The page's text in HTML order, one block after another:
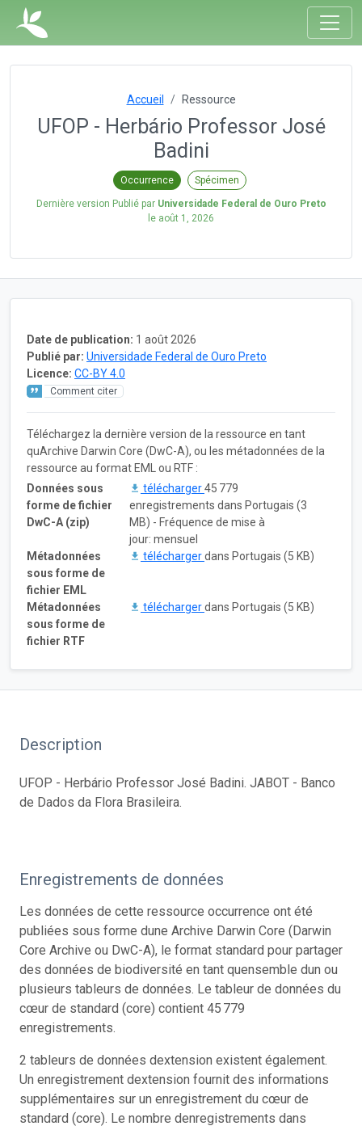
Accueil Ressource
UFOP - Herbário Professor José
Badini
Occurrence Spécimen
Dernière version Publié par Universidade Federal de Ouro Preto
le août 1, 2026
Date de publication: 1 août 2026
Publié par: Universidade Federal de Ouro Preto
Licence: CC-BY 4.0
Comment citer
Téléchargez la dernière version de la ressource en tant
quArchive Darwin Core (DwC-A), ou les métadonnées de la
ressource au format EML ou RTF :
Données sous
forme de fichier
DwC-A (zip)
télécharger45 779
enregistrements dans Portugais (3
MB) - Fréquence de mise à
jour: mensuel
Métadonnées
sous forme de
fichier EML
téléchargerdans Portugais (5 KB)
Métadonnées
sous forme de
fichier RTF
téléchargerdans Portugais (5 KB)
Description
UFOP - Herbário Professor José Badini. JABOT - Banco
de Dados da Flora Brasileira.
Enregistrements de données
Les données de cette ressource occurrence ont été
publiées sous forme dune Archive Darwin Core (Darwin
Core Archive ou DwC-A), le format standard pour partager
des données de biodiversité en tant quensemble dun ou
plusieurs tableurs de données. Le tableur de données du
cœur de standard (core) contient 45 779
enregistrements.
2 tableurs de données dextension existent également.
Un enregistrement dextension fournit des informations
supplémentaires sur un enregistrement du cœur de
standard (core). Le nombre denregistrements dans